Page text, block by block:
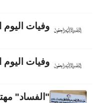
وفيات اليوم
وفيات اليوم
"الفساد"